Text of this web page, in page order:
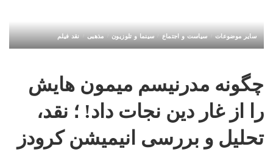
سایر موضوعات سیاست و اجتماع سینما و تلوزیون مذهبی نقد فیلم
چگونه مدرنیسم میمون هایش
را از غار دین نجات داد! ؛ نقد،
تحلیل و بررسی انیمیشن کرودز